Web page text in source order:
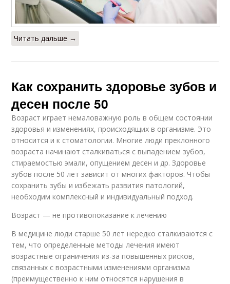
Читать дальше →
Как сохранить здоровье зубов и
десен после 50
Возраст играет немаловажную роль в общем состоянии
здоровья и изменениях, происходящих в организме. Это
относится и к стоматологии. Многие люди преклонного
возраста начинают сталкиваться с выпадением зубов,
стираемостью эмали, опущением десен и др. Здоровье
зубов после 50 лет зависит от многих факторов. Чтобы
сохранить зубы и избежать развития патологий,
необходим комплексный и индивидуальный подход.
Возраст — не противопоказание к лечению
В медицине люди старше 50 лет нередко сталкиваются с
тем, что определенные методы лечения имеют
возрастные ограничения из-за повышенных рисков,
связанных с возрастными изменениями организма
(преимущественно к ним относятся нарушения в